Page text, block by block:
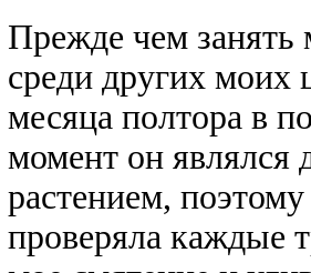
Прежде чем занять
среди других моих
месяца полтора в
момент он являлся
растением, поэтому
проверяла каждые